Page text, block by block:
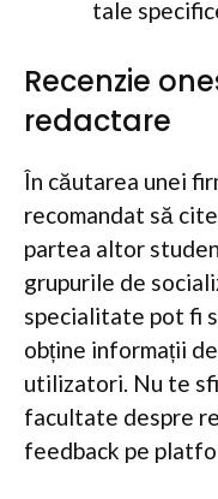
tale
Recenzie
redactare
În căutarea unei
recomandat să
partea altor
grupurile de
specialitate pot fi
obține informații
utilizatori. Nu te
facultate despre
feedback pe